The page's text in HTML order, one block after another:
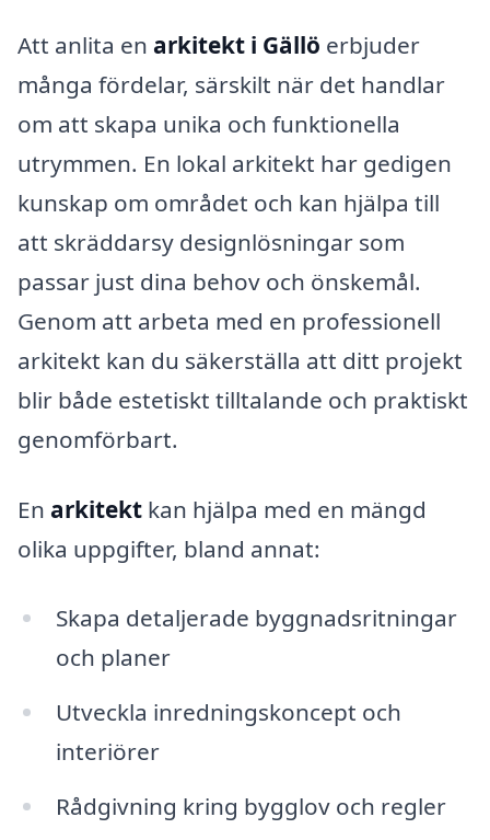
Att anlita en arkitekt i Gällö erbjuder
många fördelar, särskilt när det handlar
om att skapa unika och funktionella
utrymmen. En lokal arkitekt har gedigen
kunskap om området och kan hjälpa till
att skräddarsy designlösningar som
passar just dina behov och önskemål.
Genom att arbeta med en professionell
arkitekt kan du säkerställa att ditt projekt
blir både estetiskt tilltalande och praktiskt
genomförbart.
En arkitekt kan hjälpa med en mängd
olika uppgifter, bland annat:
Skapa detaljerade byggnadsritningar
och planer
Utveckla inredningskoncept och
interiörer
Rådgivning kring bygglov och regler